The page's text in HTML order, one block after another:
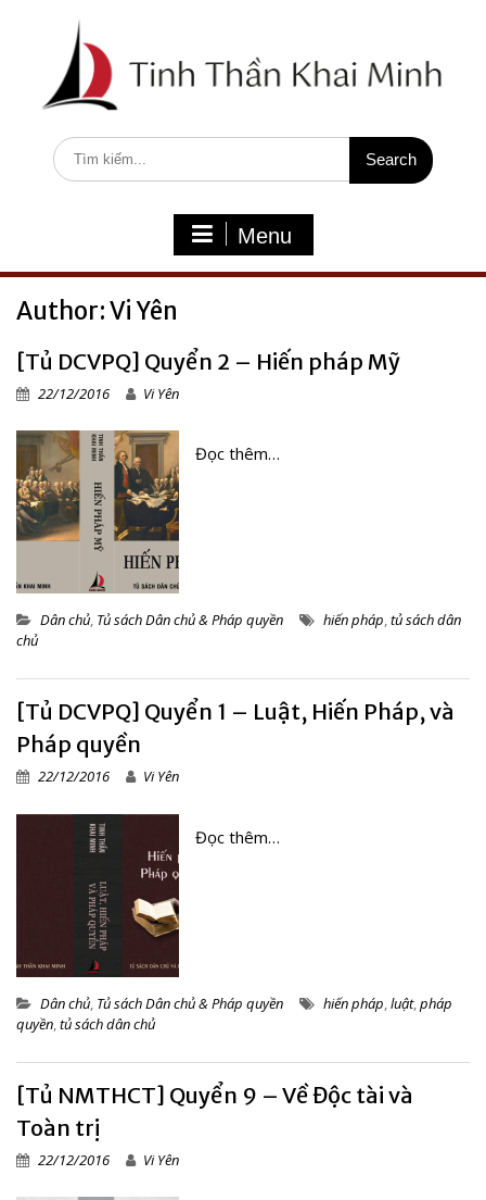
S
e
f
r
Menu
Author:Vi Yên
[Tủ DCVPQ] Quyển 2 – Hiến pháp Mỹ
22/12/2016 Vi Yên
Đọc thêm…
Dân chủ, Tủ sách Dân chủ & Pháp quyền hiến pháp,tủ sách dân
chủ
[Tủ DCVPQ] Quyển 1 – Luật, Hiến Pháp, và
Pháp quyền
22/12/2016 Vi Yên
Đọc thêm…
Dân chủ Tủ sách Dân chủ & Pháp quyền hiến pháp luật, pháp
quyền tủ sách dân chủ
[Tủ NMTHCT] Quyển 9 – Về Độc tài và
Toàn trị
22/12/2016 Vi Yên